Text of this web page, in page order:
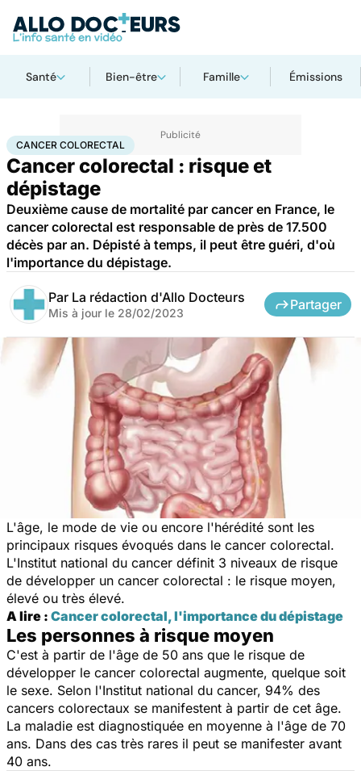
Santé Bien-être Famille Émissions
AccueilSantéMaladiesCancer Cancer colorectal
CANCER COLORECTAL
Cancer colorectal : risque et
dépistage
Deuxième cause de mortalité par cancer en France, le
cancer colorectal est responsable de près de 17.500
décès par an. Dépisté à temps, il peut être guéri, d'où
l'importance du dépistage.
Par La rédaction d'Allo Docteurs
Mis à jour le 28/02/2023
Partager
L'âge, le mode de vie ou encore l'hérédité sont les
principaux risques évoqués dans le cancer colorectal.
L'Institut national du cancer définit 3 niveaux de risque
de développer un cancer colorectal : le risque moyen,
élevé ou très élevé.
A lire : Cancer colorectal, l'importance du dépistage
Les personnes à risque moyen
C'est à partir de l'âge de 50 ans que le risque de
développer le cancer colorectal augmente, quelque soit
le sexe. Selon l'Institut national du cancer, 94% des
cancers colorectaux se manifestent à partir de cet âge.
La maladie est diagnostiquée en moyenne à l'âge de 70
ans. Dans des cas très rares il peut se manifester avant
40 ans.